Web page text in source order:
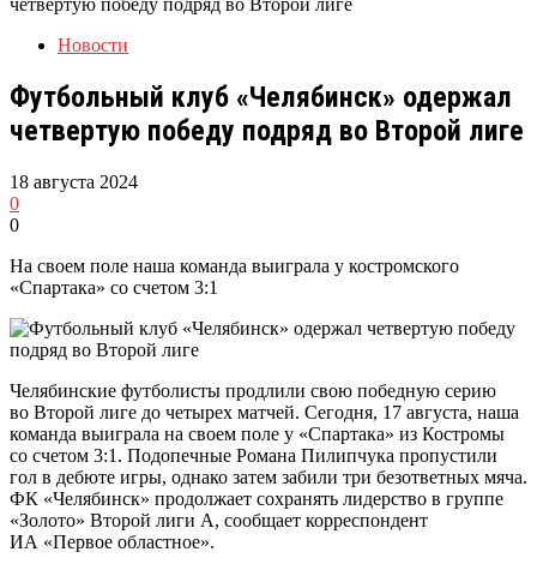
четвертую победу подряд во Второй лиге
Новости
Футбольный клуб «Челябинск» одержал
четвертую победу подряд во Второй лиге
18 августа 2024
0
0
На своем поле наша команда выиграла у костромского
«Спартака» со счетом 3:1
Челябинские футболисты продлили свою победную серию
во Второй лиге до четырех матчей. Сегодня, 17 августа, наша
команда выиграла на своем поле у «Спартака» из Костромы
со счетом 3:1. Подопечные Романа Пилипчука пропустили
гол в дебюте игры, однако затем забили три безответных мяча.
ФК «Челябинск» продолжает сохранять лидерство в группе
«Золото» Второй лиги А, сообщает корреспондент
ИА «Первое областное».